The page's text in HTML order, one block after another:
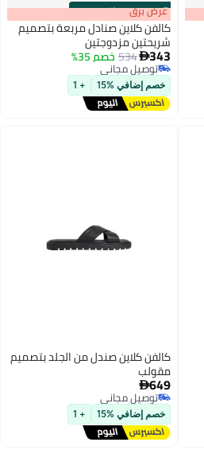
00m:00s
·باقي 100% عرض برق
كالفن كلاين صنادل مربعة بتصميم
شريحتين مزدوجتين
343
534 خصم 35%
توصيل مجاني
توصيل مجاني
خصم إضافي %15 + 1
كالفن كلاين صندل من الجلد بتصميم
مقولب
649
توصيل مجاني
توصيل مجاني
خصم إضافي %15 + 1